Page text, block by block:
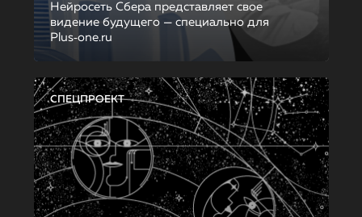
Нейросеть Сбера представляет свое
видение будущего — специально для
Plus‑one.ru
СПЕЦПРОЕКТ